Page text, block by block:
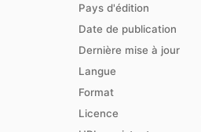
Pays d'édition
Date de publication
Dernière mise à jour
Langue
Format
Licence